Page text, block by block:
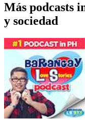
Más podcasts
y sociedad